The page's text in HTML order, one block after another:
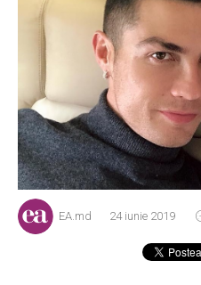
EA.md 24 iunie 2019